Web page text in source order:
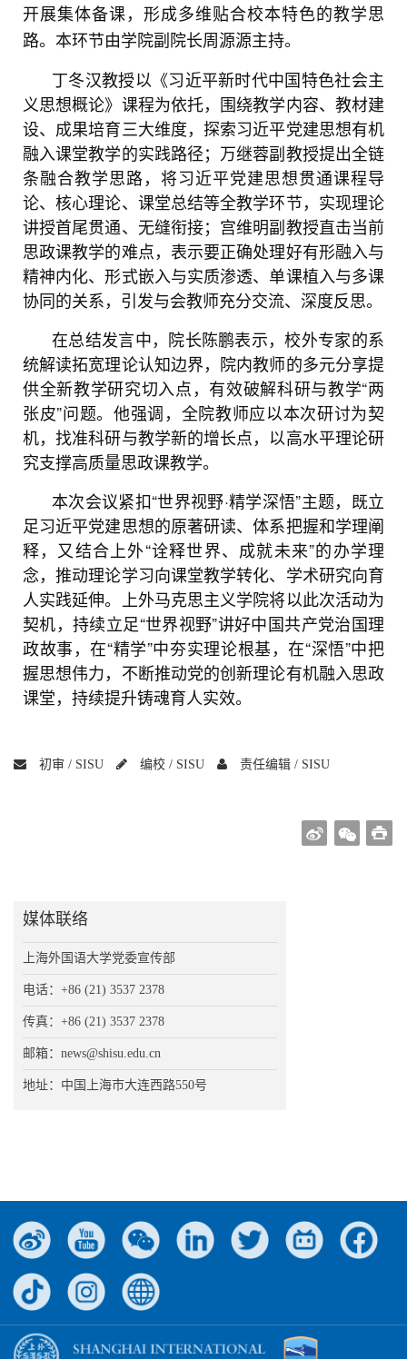
开展集体备课，形成多维贴合校本特色的教学思
路。本环节由学院副院长周源源主持。
丁冬汉教授以《习近平新时代中国特色社会主
义思想概论》课程为依托，围绕教学内容、教材建
设、成果培育三大维度，探索习近平党建思想有机
融入课堂教学的实践路径；万继蓉副教授提出全链
条融合教学思路，将习近平党建思想贯通课程导
论、核心理论、课堂总结等全教学环节，实现理论
讲授首尾贯通、无缝衔接；宫维明副教授直击当前
思政课教学的难点，表示要正确处理好有形融入与
精神内化、形式嵌入与实质渗透、单课植入与多课
协同的关系，引发与会教师充分交流、深度反思。
在总结发言中，院长陈鹏表示，校外专家的系
统解读拓宽理论认知边界，院内教师的多元分享提
供全新教学研究切入点，有效破解科研与教学“两
张皮”问题。他强调，全院教师应以本次研讨为契
机，找准科研与教学新的增长点，以高水平理论研
究支撑高质量思政课教学。
本次会议紧扣“世界视野·精学深悟”主题，既立
足习近平党建思想的原著研读、体系把握和学理阐
释，又结合上外“诠释世界、成就未来”的办学理
念，推动理论学习向课堂教学转化、学术研究向育
人实践延伸。上外马克思主义学院将以此次活动为
契机，持续立足“世界视野”讲好中国共产党治国理
政故事，在“精学”中夯实理论根基，在“深悟”中把
握思想伟力，不断推动党的创新理论有机融入思政
课堂，持续提升铸魂育人实效。
初审 / SISU 编校 / SISU 责任编辑 / SISU
媒体联络
上海外国语大学党委宣传部
电话：+86 (21) 3537 2378
传真：+86 (21) 3537 2378
邮箱：news@shisu.edu.cn
地址：中国上海市大连西路550号